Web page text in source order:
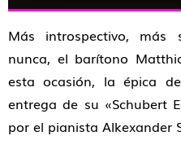
Más introspectivo, más
nunca, el barítono
esta ocasión, la épica
entrega de su «Schubert
por el pianista Alkexander